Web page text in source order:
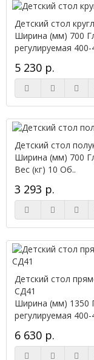
Детский стол
Ширина (мм) 700
регулируемая 400-
5 230 р.
Детский стол
Ширина (мм) 700
Вес (кг) 10 Об..
3 293 р.
Детский стол
СД41
Ширина (мм) 1350
регулируемая 400-
6 630 р.